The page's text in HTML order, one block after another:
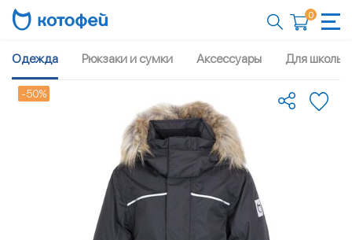
0
Одежда Рюкзаки и сумки Аксессуары Для школы
-50%